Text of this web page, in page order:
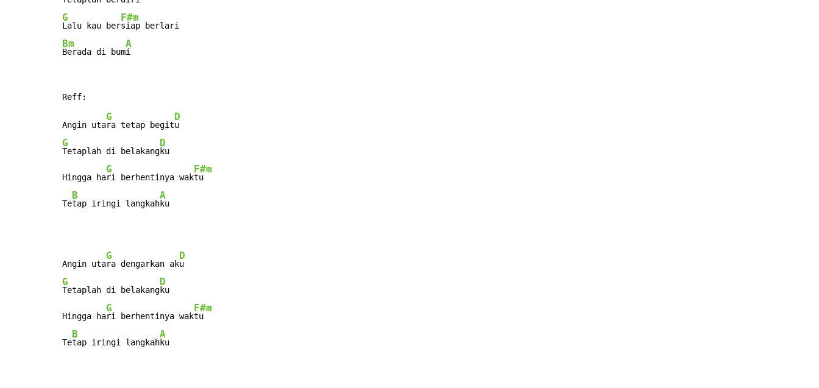
G
Lalu kau ber
F#m
Bm
Berada di bum
A
i
Angin uta
G
ra tetap begit
D
G
Tetaplah di belakang
D
ku
Hingga ha
G
ri berhentinya wak
F#m
tu
Te
B
tap iringi langkah
A
ku
Angin uta
G
ra dengarkan ak
D
G
Tetaplah di belakang
D
ku
Hingga ha
G
ri berhentinya wak
F#m
tu
Te
B
tap iringi langkah
A
ku